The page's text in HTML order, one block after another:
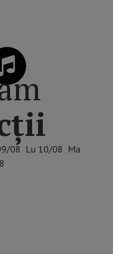
08 Lu 10/08 Ma